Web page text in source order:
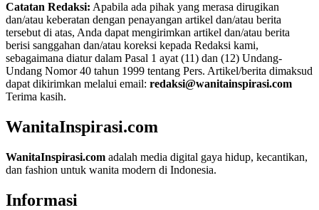
Catatan Redaksi: Apabila ada pihak yang merasa dirugikan
dan/atau keberatan dengan penayangan artikel dan/atau berita
tersebut di atas, Anda dapat mengirimkan artikel dan/atau berita
berisi sanggahan dan/atau koreksi kepada Redaksi kami,
sebagaimana diatur dalam Pasal 1 ayat (11) dan (12) Undang-
Undang Nomor 40 tahun 1999 tentang Pers. Artikel/berita dimaksud
dapat dikirimkan melalui email: redaksi@wanitainspirasi.com
Terima kasih.
WanitaInspirasi.com
WanitaInspirasi.com adalah media digital gaya hidup, kecantikan,
dan fashion untuk wanita modern di Indonesia.
Informasi